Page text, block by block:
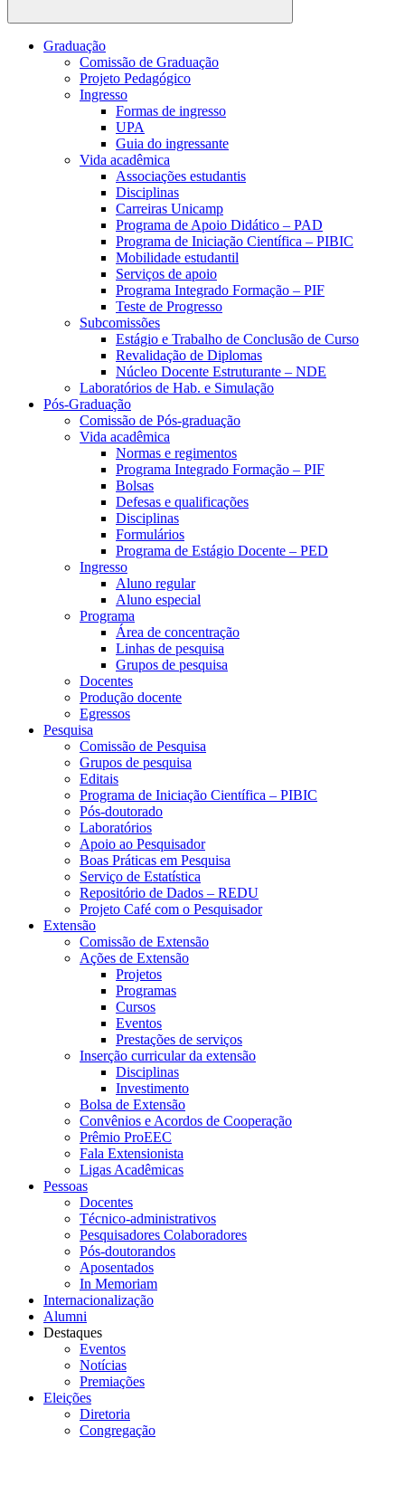
Buscar
Graduação
Comissão de Graduação
Projeto Pedagógico
Ingresso
Formas de ingresso
UPA
Guia do ingressante
Vida acadêmica
Associações estudantis
Disciplinas
Carreiras Unicamp
Programa de Apoio Didático – PAD
Programa de Iniciação Científica – PIBIC
Mobilidade estudantil
Serviços de apoio
Programa Integrado Formação – PIF
Teste de Progresso
Subcomissões
Estágio e Trabalho de Conclusão de Curso
Revalidação de Diplomas
Núcleo Docente Estruturante – NDE
Laboratórios de Hab. e Simulação
Pós-Graduação
Comissão de Pós-graduação
Vida acadêmica
Normas e regimentos
Programa Integrado Formação – PIF
Bolsas
Defesas e qualificações
Disciplinas
Formulários
Programa de Estágio Docente – PED
Ingresso
Aluno regular
Aluno especial
Programa
Área de concentração
Linhas de pesquisa
Grupos de pesquisa
Docentes
Produção docente
Egressos
Pesquisa
Comissão de Pesquisa
Grupos de pesquisa
Editais
Programa de Iniciação Científica – PIBIC
Pós-doutorado
Laboratórios
Apoio ao Pesquisador
Boas Práticas em Pesquisa
Serviço de Estatística
Repositório de Dados – REDU
Projeto Café com o Pesquisador
Extensão
Comissão de Extensão
Ações de Extensão
Projetos
Programas
Cursos
Eventos
Prestações de serviços
Inserção curricular da extensão
Disciplinas
Investimento
Bolsa de Extensão
Convênios e Acordos de Cooperação
Prêmio ProEEC
Fala Extensionista
Ligas Acadêmicas
Pessoas
Docentes
Técnico-administrativos
Pesquisadores Colaboradores
Pós-doutorandos
Aposentados
In Memoriam
Internacionalização
Alumni
Destaques
Eventos
Notícias
Premiações
Eleições
Diretoria
Congregação